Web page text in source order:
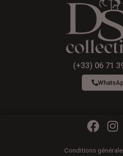
(+33) 06 71
F
c
I
s
Conditions